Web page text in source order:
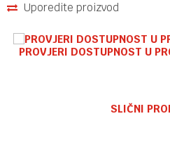
Uporedite proizvod
PROVJERI DOSTUPNOST U
SLIČNI